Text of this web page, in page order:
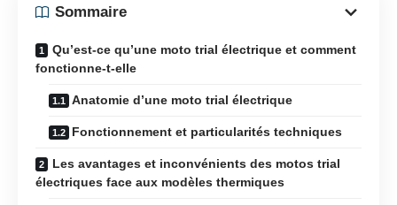
Sommaire
Qu’est-ce qu’une moto trial électrique et comment
fonctionne-t-elle
Anatomie d’une moto trial électrique
Fonctionnement et particularités techniques
Les avantages et inconvénients des motos trial
électriques face aux modèles thermiques